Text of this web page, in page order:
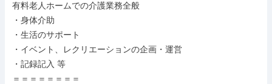
有料老人ホームでの介護業務全般
・身体介助
・生活のサポート
・イベント、レクリエーションの企画・運営
・記録記入 等
＝＝＝＝＝＝＝＝